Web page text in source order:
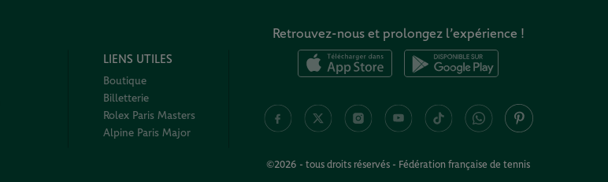
LIENS UTILES
Boutique
Billetterie
Rolex Paris Masters
Alpine Paris Major
Retrouvez-nous et prolongez l’expérience !
©2026 - tous droits réservés - Fédération française de tennis